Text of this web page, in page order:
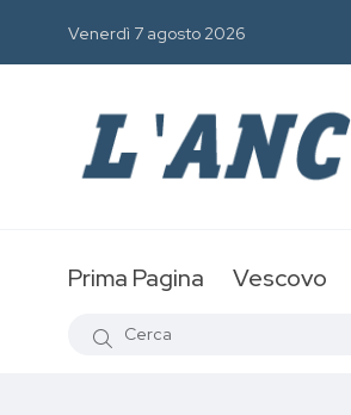
Venerdì 7 agosto 2026
Prima Pagina Vescovo